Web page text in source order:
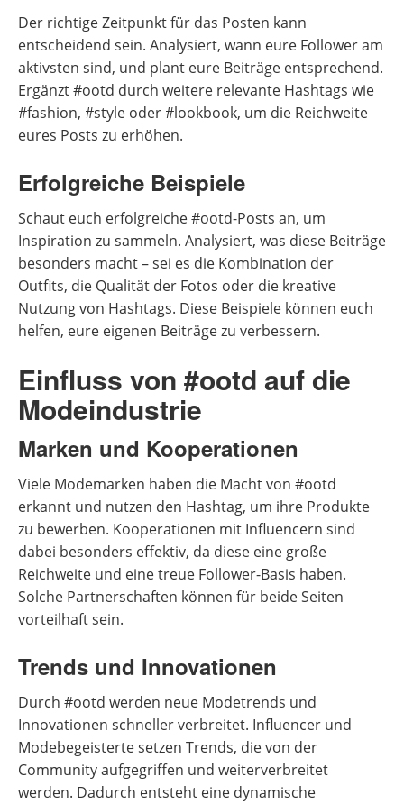
Der richtige Zeitpunkt für das Posten kann
entscheidend sein. Analysiert, wann eure Follower am
aktivsten sind, und plant eure Beiträge entsprechend.
Ergänzt #ootd durch weitere relevante Hashtags wie
#fashion, #style oder #lookbook, um die Reichweite
eures Posts zu erhöhen.
Erfolgreiche Beispiele
Schaut euch erfolgreiche #ootd-Posts an, um
Inspiration zu sammeln. Analysiert, was diese Beiträge
besonders macht – sei es die Kombination der
Outfits, die Qualität der Fotos oder die kreative
Nutzung von Hashtags. Diese Beispiele können euch
helfen, eure eigenen Beiträge zu verbessern.
Einfluss von #ootd auf die
Modeindustrie
Marken und Kooperationen
Viele Modemarken haben die Macht von #ootd
erkannt und nutzen den Hashtag, um ihre Produkte
zu bewerben. Kooperationen mit Influencern sind
dabei besonders effektiv, da diese eine große
Reichweite und eine treue Follower-Basis haben.
Solche Partnerschaften können für beide Seiten
vorteilhaft sein.
Trends und Innovationen
Durch #ootd werden neue Modetrends und
Innovationen schneller verbreitet. Influencer und
Modebegeisterte setzen Trends, die von der
Community aufgegriffen und weiterverbreitet
werden. Dadurch entsteht eine dynamische